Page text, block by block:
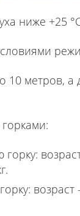
ниже +25
10 метров,
горку: